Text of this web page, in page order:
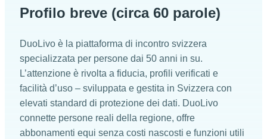
Profilo breve (circa 60 parole)
DuoLivo è la piattaforma di incontro svizzera
specializzata per persone dai 50 anni in su.
L’attenzione è rivolta a fiducia, profili verificati e
facilità d’uso – sviluppata e gestita in Svizzera con
elevati standard di protezione dei dati. DuoLivo
connette persone reali della regione, offre
abbonamenti equi senza costi nascosti e funzioni utili